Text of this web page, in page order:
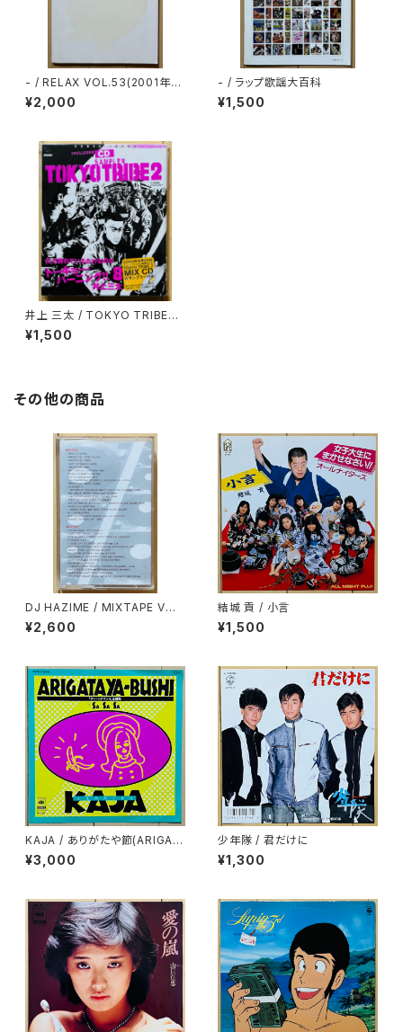
- / RELAX VOL.53(2001年7
月号)
¥2,000
- / ラップ歌謡大百科
¥1,500
井上 三太 / TOKYO TRIBE2
第8巻(INCLUDED CD SAMP
LER)
¥1,500
その他の商品
DJ HAZIME / MIXTAPE VOL.
10
¥2,600
結城 貢 / 小言
¥1,500
KAJA / ありがたや節(ARIGAT
AYA-BUSHI)
¥3,000
少年隊 / 君だけに
¥1,300